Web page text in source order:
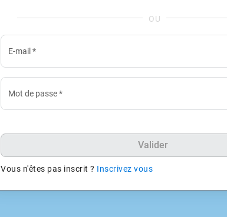
E-mail *
Mot de passe*
Valider
Vous n'êtes pas inscrit ? Inscrivez vous